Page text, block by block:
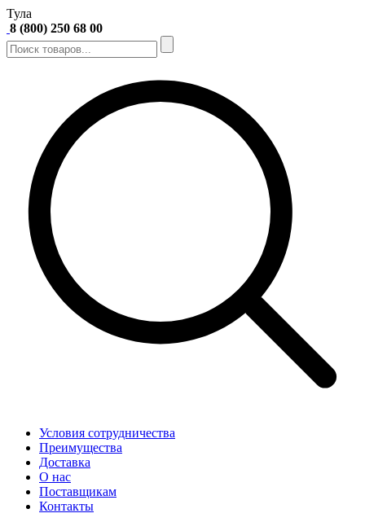
Тула
8 (800) 250 68 00
Условия сотрудничества
Преимущества
Доставка
О нас
Поставщикам
Контакты